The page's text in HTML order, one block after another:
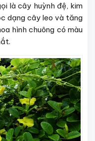
là cây huỳnh đệ, kim
dạng cây leo và tăng
hình chuông có màu